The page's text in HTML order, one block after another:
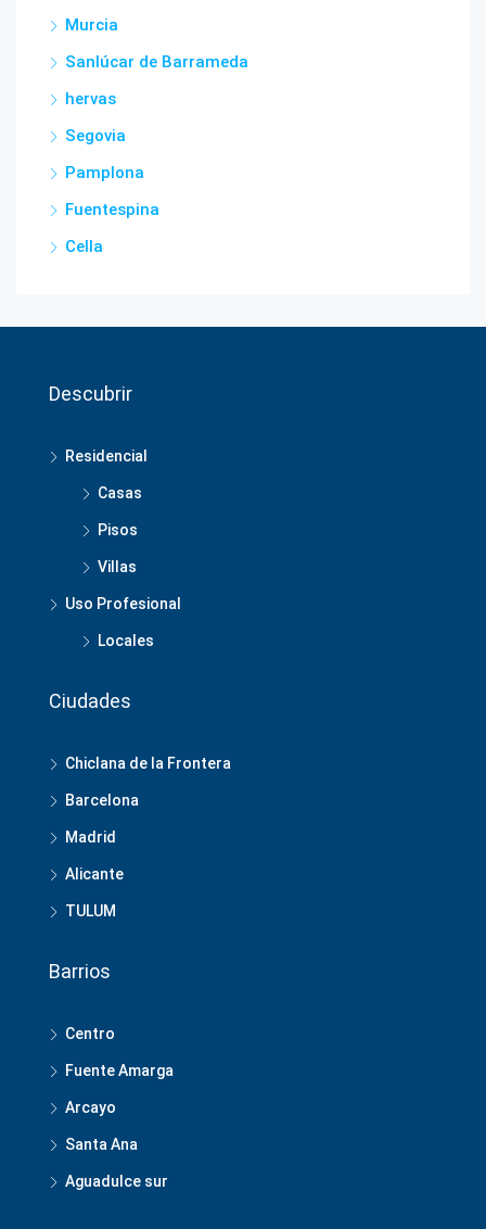
Murcia
Sanlúcar de Barrameda
hervas
Segovia
Pamplona
Fuentespina
Cella
Descubrir
Residencial
Casas
Pisos
Villas
Uso Profesional
Locales
Ciudades
Chiclana de la Frontera
Barcelona
Madrid
Alicante
TULUM
Barrios
Centro
Fuente Amarga
Arcayo
Santa Ana
Aguadulce sur